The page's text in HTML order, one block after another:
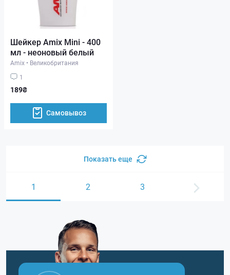
Шейкер Amix Mini - 400
мл - неоновый белый
Amix • Великобритания
1
189₴
Самовывоз
Показать еще
1 2 3